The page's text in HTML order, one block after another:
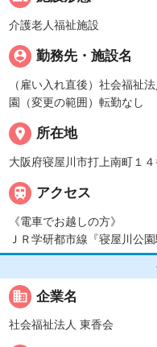
介護老人福祉施設
person_pin 勤務先・施設名
（雇い入れ直後）社会福祉
園（変更の範囲）転勤なし
place 所在地
大阪府寝屋川市打上南町１
 アクセス
《電車でお越しの方》
ＪＲ学研都市線『寝屋川公
business 企業名
社会福祉法人 東香会